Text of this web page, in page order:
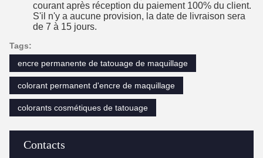
Contacts
courant après réception du paiement 100% du client.
S'il n'y a aucune provision, la date de livraison sera
de 7 à 15 jours.
Tags:
encre permanente de tatouage de maquillage
colorant permanent d'encre de maquillage
colorants cosmétiques de tatouage